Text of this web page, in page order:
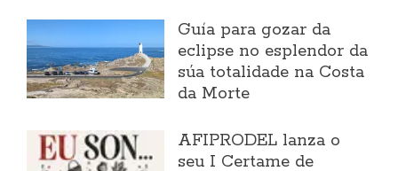
Guía para gozar da
eclipse no esplendor da
súa totalidade na Costa
da Morte
AFIPRODEL lanza o
seu I Certame de